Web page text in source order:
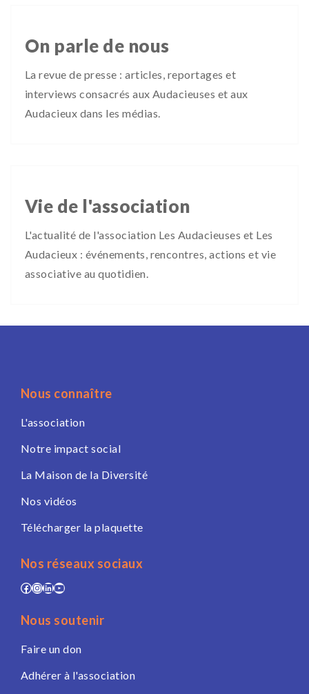
On parle de nous
La revue de presse : articles, reportages et
interviews consacrés aux Audacieuses et aux
Audacieux dans les médias.
Vie de l'association
L'actualité de l'association Les Audacieuses et Les
Audacieux : événements, rencontres, actions et vie
associative au quotidien.
Nous connaître
L'association
Notre impact social
La Maison de la Diversité
Nos vidéos
Télécharger la plaquette
Nos réseaux sociaux
Facebook
Instagram
LinkedIn
YouTube
Nous soutenir
Faire un don
Adhérer à l'association